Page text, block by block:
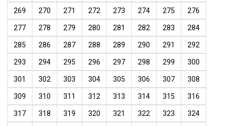
269 270 271 272 273 274 275 276
277 278 279 280 281 282 283 284
285 286 287 288 289 290 291 292
293 294 295 296 297 298 299 300
301 302 303 304 305 306 307 308
309 310 311 312 313 314 315 316
317 318 319 320 321 322 323 324